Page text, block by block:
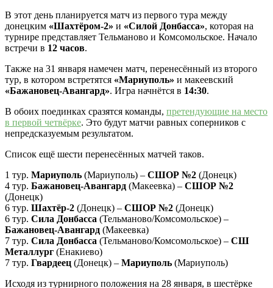
В этот день планируется матч из первого тура между
донецким «Шахтёром-2» и «Силой Донбасса», которая на
турнире представляет Тельманово и Комсомольское. Начало
встречи в 12 часов.
Также на 31 января намечен матч, перенесённый из второго
тур, в котором встретятся «Мариуполь» и макеевский
«Бажановец-Авангард». Игра начнётся в 14:30.
В обоих поединках сразятся команды, претендующие на место
в первой четвёрке. Это будут матчи равных соперников с
непредсказуемым результатом.
Список ещё шести перенесённых матчей таков.
1 тур. Мариуполь (Мариуполь) – СШОР №2 (Донецк)
4 тур. Бажановец-Авангард (Макеевка) – СШОР №2
(Донецк)
6 тур. Шахтёр-2 (Донецк) – СШОР №2 (Донецк)
6 тур. Сила Донбасса (Тельманово/Комсомольское) –
Бажановец-Авангард (Макеевка)
7 тур. Сила Донбасса (Тельманово/Комсомольское) – СШ
Металлург (Енакиево)
7 тур. Гвардеец (Донецк) – Мариуполь (Мариуполь)
Исходя из турнирного положения на 28 января, в шестёрке